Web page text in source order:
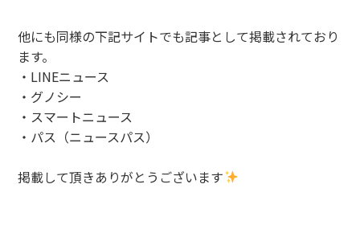
他にも同様の下記サイトでも記事として掲載されており
ます。
・LINEニュース
・グノシー
・スマートニュース
・パス（ニュースパス）
掲載して頂きありがとうございます